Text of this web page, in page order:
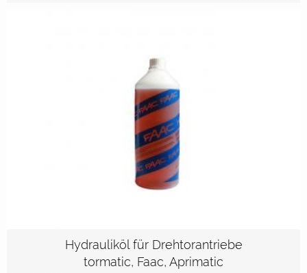
Hydrauliköl für Drehtorantriebe
tormatic, Faac, Aprimatic